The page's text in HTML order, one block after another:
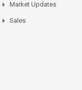
Market Updates
Sales